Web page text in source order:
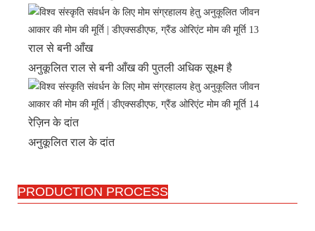
राल से बनी आँख
अनुकूलित राल से बनी आँख की पुतली अधिक सूक्ष्म है
रेज़िन के दांत
अनुकूलित राल के दांत
PRODUCTION PROCESS